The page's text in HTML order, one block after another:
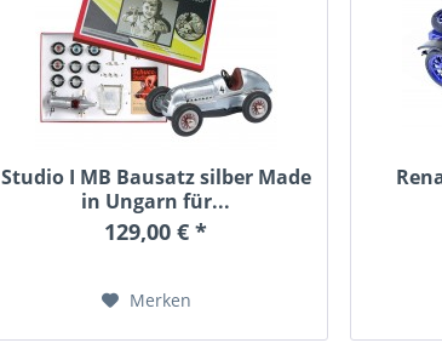
Studio I MB Bausatz silber Made
in Ungarn für...
129,00 € *
Merken